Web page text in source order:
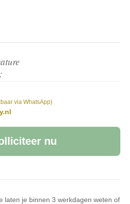
via WhatsApp)
nu
laten je binnen 3 werkdagen weten of